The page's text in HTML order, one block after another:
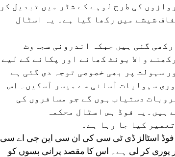
کی طرح لوہے کے شٹر میں تبدیل کر
شیشے میں رکھا گیا ہے۔ یہ اسٹال
گئی ہیں جبکہ اندرونی سجاوٹ
والا بونٹ کھانے اور پکانے کے لیے
سہولت پر بھی خصوصی توجہ دی گئی ہے
سہولیات آسانی سے میسر آسکیں۔ اس
دستیاب ہوں گے جو مسافروں کی
ہیں۔یہ فوڈ بس اسٹال محکمہ
کیا جا رہا ہے۔
فوڈ اسٹالز ڈی ٹی سی کی ان سی این جی اے سی
پوری کر لی ہے۔ اس کا مقصد پرانی بسوں کو